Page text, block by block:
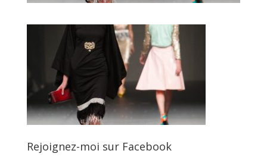
Rejoignez-moi sur Facebook